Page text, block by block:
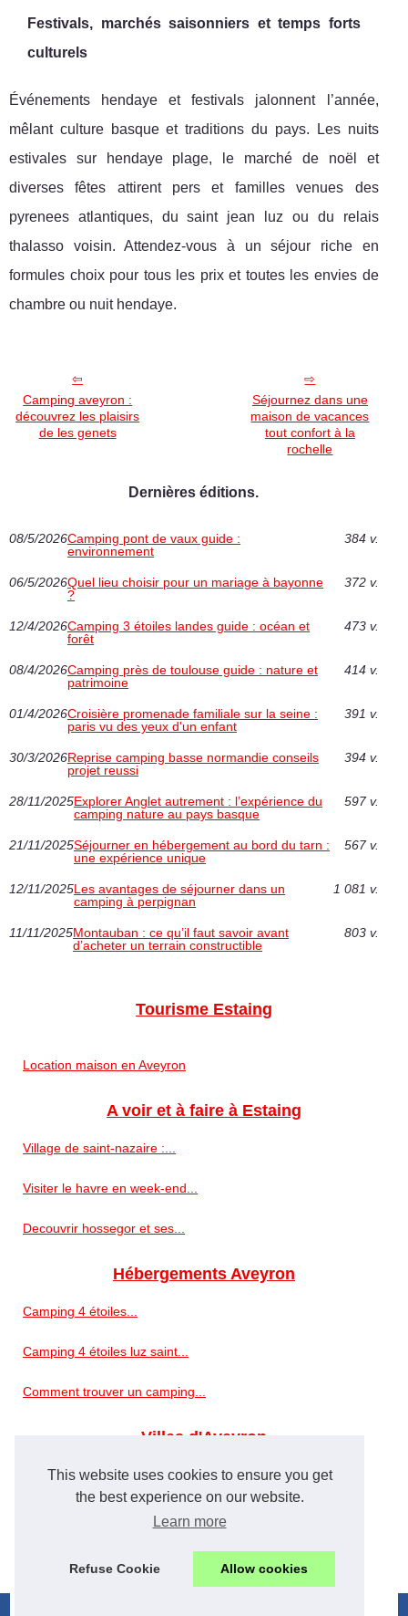
This website uses cookies to ensure you get
the best experience on our website.
Learn more
Refuse Cookie Allow cookies
Festivals, marchés saisonniers et temps forts
culturels
Événements hendaye et festivals jalonnent l’année,
mêlant culture basque et traditions du pays. Les nuits
estivales sur hendaye plage, le marché de noël et
diverses fêtes attirent pers et familles venues des
pyrenees atlantiques, du saint jean luz ou du relais
thalasso voisin. Attendez-vous à un séjour riche en
formules choix pour tous les prix et toutes les envies de
chambre ou nuit hendaye.
Camping aveyron :
découvrez les plaisirs
de les genets
Séjournez dans une
maison de vacances
tout confort à la
rochelle
Dernières éditions.
08/5/2026Camping pont de vaux guide :
environnement
384 v.
06/5/2026Quel lieu choisir pour un mariage à bayonne
?
372 v.
12/4/2026Camping 3 étoiles landes guide : océan et
forêt
473 v.
08/4/2026Camping près de toulouse guide : nature et
patrimoine
414 v.
01/4/2026Croisière promenade familiale sur la seine :
paris vu des yeux d'un enfant
391 v.
30/3/2026Reprise camping basse normandie conseils
projet reussi
394 v.
28/11/2025Explorer Anglet autrement : l’expérience du
camping nature au pays basque
597 v.
21/11/2025Séjourner en hébergement au bord du tarn :
une expérience unique
567 v.
12/11/2025Les avantages de séjourner dans un
camping à perpignan
1 081 v.
11/11/2025Montauban : ce qu’il faut savoir avant
d’acheter un terrain constructible
803 v.
Tourisme Estaing
Location maison en Aveyron
A voir et à faire à Estaing
Village de saint-nazaire :...
Visiter le havre en week-end...
Decouvrir hossegor et ses...
Hébergements Aveyron
Camping 4 étoiles...
Camping 4 étoiles luz saint...
Comment trouver un camping...
Villes d'Aveyron
Camping pont de vaux guide :...
Quel lieu choisir pour un...